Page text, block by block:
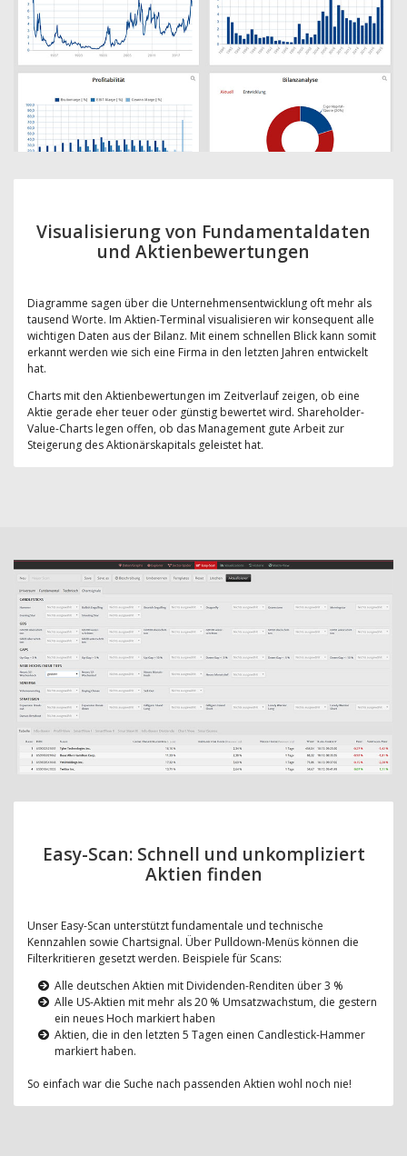
Visualisierung von Fundamentaldaten
und Aktienbewertungen
Diagramme sagen über die Unternehmensentwicklung oft mehr als
tausend Worte. Im Aktien-Terminal visualisieren wir konsequent alle
wichtigen Daten aus der Bilanz. Mit einem schnellen Blick kann somit
erkannt werden wie sich eine Firma in den letzten Jahren entwickelt
hat.
Charts mit den Aktienbewertungen im Zeitverlauf zeigen, ob eine
Aktie gerade eher teuer oder günstig bewertet wird. Shareholder-
Value-Charts legen offen, ob das Management gute Arbeit zur
Steigerung des Aktionärskapitals geleistet hat.
Easy-Scan: Schnell und unkompliziert
Aktien finden
Unser Easy-Scan unterstützt fundamentale und technische
Kennzahlen sowie Chartsignal. Über Pulldown-Menüs können die
Filterkritieren gesetzt werden. Beispiele für Scans:
Alle deutschen Aktien mit Dividenden-Renditen über 3 %
Alle US-Aktien mit mehr als 20 % Umsatzwachstum, die gestern
ein neues Hoch markiert haben
Aktien, die in den letzten 5 Tagen einen Candlestick-Hammer
markiert haben.
So einfach war die Suche nach passenden Aktien wohl noch nie!